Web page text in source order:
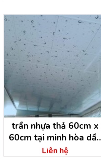
trần nhựa thả 60cm x
60cm tại minh hòa dầu
tiếng – bình dương
Liên hệ